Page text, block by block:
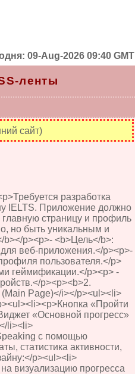
09-Aug-2026 09:40 GMT
ленты
сайт)
разработка
IELTS. Приложение должно
страницу и профиль
но быть уникальным и
p><p>- <b>Цель</b>:
веб-приложения.</p><p>-
пользователя.</p>
геймификации.</p><p> -
p><p><b>2.
Page)</i></p><ul><li>
«Пройти
«Основной прогресс»
li><li>
с помощью
статистика активности,
p><ul><li>
визуализацию прогресса